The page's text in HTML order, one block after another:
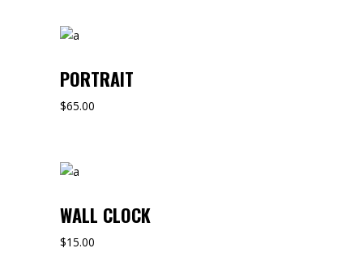
PORTRAIT
$65.00
WALL CLOCK
$15.00